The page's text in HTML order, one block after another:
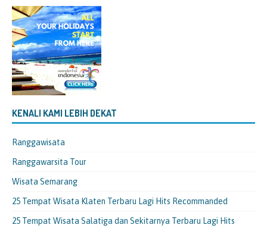
KENALI KAMI LEBIH DEKAT
Ranggawisata
Ranggawarsita Tour
Wisata Semarang
25 Tempat Wisata Klaten Terbaru Lagi Hits Recommanded
25 Tempat Wisata Salatiga dan Sekitarnya Terbaru Lagi Hits